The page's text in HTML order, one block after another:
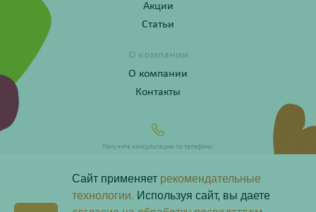
Акции
Статьи
О компании
О компании
Контакты
Получите консультацию по телефону:
Сайт применяет рекомендательные
технологии. Используя сайт, вы даете